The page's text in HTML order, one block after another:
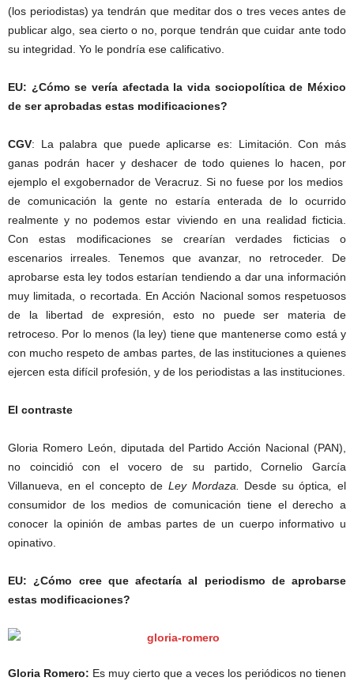
(los periodistas) ya tendrán que meditar dos o tres veces antes de
publicar algo, sea cierto o no, porque tendrán que cuidar ante todo
su integridad. Yo le pondría ese calificativo.
EU: ¿Cómo se vería afectada la vida sociopolítica de México
de ser aprobadas estas modificaciones?
CGV: La palabra que puede aplicarse es: Limitación. Con más
ganas podrán hacer y deshacer de todo quienes lo hacen, por
ejemplo el exgobernador de Veracruz. Si no fuese por los medios
de comunicación la gente no estaría enterada de lo ocurrido
realmente y no podemos estar viviendo en una realidad ficticia.
Con estas modificaciones se crearían verdades ficticias o
escenarios irreales. Tenemos que avanzar, no retroceder. De
aprobarse esta ley todos estarían tendiendo a dar una información
muy limitada, o recortada. En Acción Nacional somos respetuosos
de la libertad de expresión, esto no puede ser materia de
retroceso. Por lo menos (la ley) tiene que mantenerse como está y
con mucho respeto de ambas partes, de las instituciones a quienes
ejercen esta difícil profesión, y de los periodistas a las instituciones.
El contraste
Gloria Romero León, diputada del Partido Acción Nacional (PAN),
no coincidió con el vocero de su partido, Cornelio García
Villanueva, en el concepto de Ley Mordaza. Desde su óptica ,el
consumidor de los medios de comunicación tiene el derecho a
conocer la opinión de ambas partes de un cuerpo informativo u
opinativo.
EU: ¿Cómo cree que afectaría al periodismo de aprobarse
estas modificaciones?
Gloria Romero: Es muy cierto que a veces los periódicos no tienen